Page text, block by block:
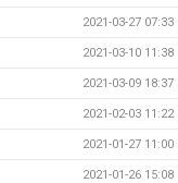
2021-03-27 07:33
2021-03-10 11:38
2021-03-09 18:37
2021-02-03 11:22
2021-01-27 11:00
2021-01-26 15:08